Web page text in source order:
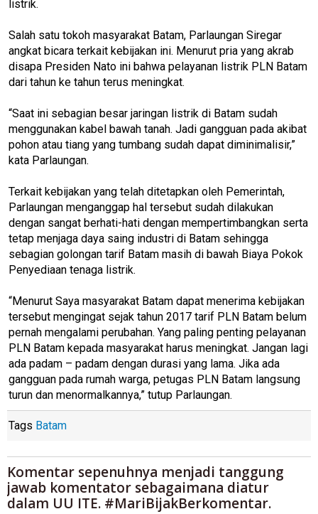
listrik.
Salah satu tokoh masyarakat Batam, Parlaungan Siregar
angkat bicara terkait kebijakan ini. Menurut pria yang akrab
disapa Presiden Nato ini bahwa pelayanan listrik PLN Batam
dari tahun ke tahun terus meningkat.
“Saat ini sebagian besar jaringan listrik di Batam sudah
menggunakan kabel bawah tanah. Jadi gangguan pada akibat
pohon atau tiang yang tumbang sudah dapat diminimalisir,”
kata Parlaungan.
Terkait kebijakan yang telah ditetapkan oleh Pemerintah,
Parlaungan menganggap hal tersebut sudah dilakukan
dengan sangat berhati-hati dengan mempertimbangkan serta
tetap menjaga daya saing industri di Batam sehingga
sebagian golongan tarif Batam masih di bawah Biaya Pokok
Penyediaan tenaga listrik.
“Menurut Saya masyarakat Batam dapat menerima kebijakan
tersebut mengingat sejak tahun 2017 tarif PLN Batam belum
pernah mengalami perubahan. Yang paling penting pelayanan
PLN Batam kepada masyarakat harus meningkat. Jangan lagi
ada padam – padam dengan durasi yang lama. Jika ada
gangguan pada rumah warga, petugas PLN Batam langsung
turun dan menormalkannya,” tutup Parlaungan.
Tags Batam
Komentar sepenuhnya menjadi tanggung
jawab komentator sebagaimana diatur
dalam UU ITE. #MariBijakBerkomentar.